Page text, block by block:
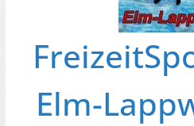
Elm-